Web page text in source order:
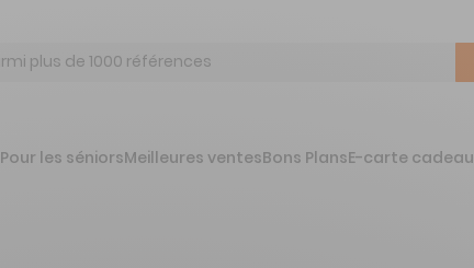
Pour les séniorsMeilleures ventesBons PlansE-carte cadeau